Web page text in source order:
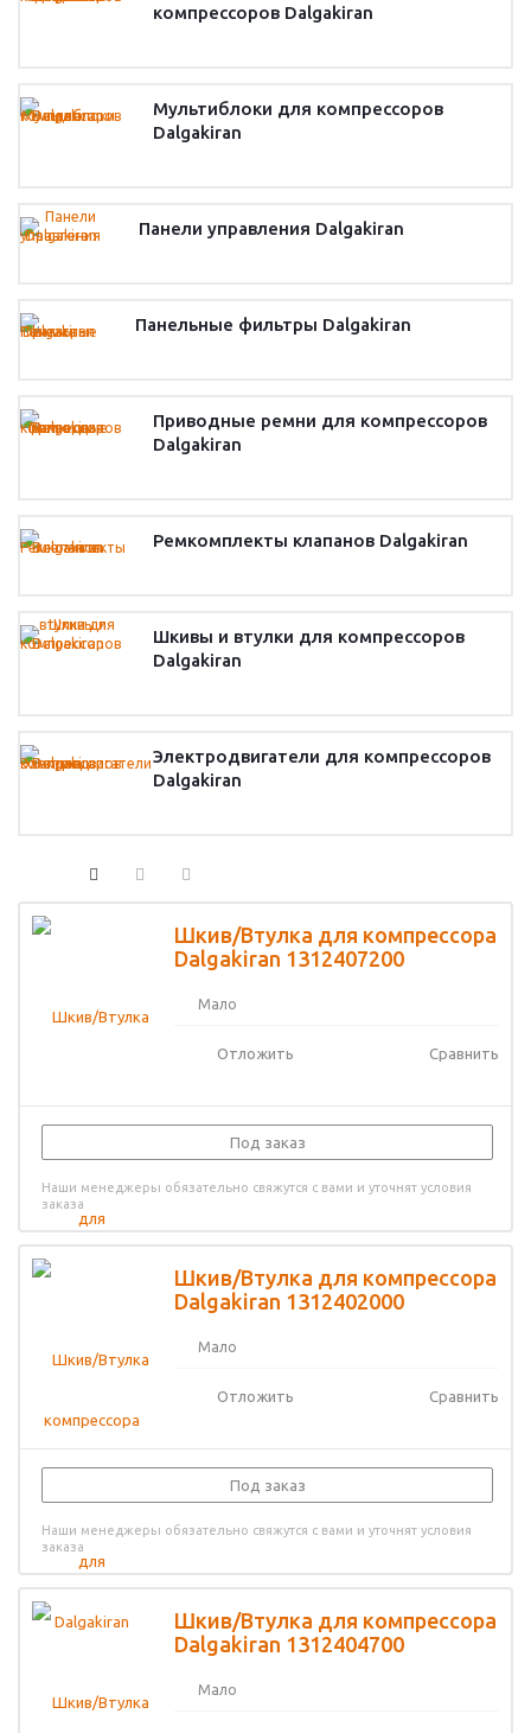
компрессоров Dalgakiran
Мультиблоки для компрессоров
Dalgakiran
Панели управления Dalgakiran
Панельные фильтры Dalgakiran
Приводные ремни для компрессоров
Dalgakiran
Ремкомплекты клапанов Dalgakiran
Шкивы и втулки для компрессоров
Dalgakiran
Электродвигатели для компрессоров
Dalgakiran
Шкив/Втулка для компрессора
Dalgakiran 1312407200
Мало
Отложить Сравнить
Под заказ
Наши менеджеры обязательно свяжутся с вами и уточнят условия
заказа
Шкив/Втулка для компрессора
Dalgakiran 1312402000
Мало
Отложить Сравнить
Под заказ
Наши менеджеры обязательно свяжутся с вами и уточнят условия
заказа
Шкив/Втулка для компрессора
Dalgakiran 1312404700
Мало